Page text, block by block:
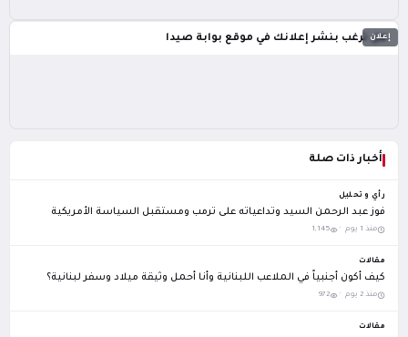
إعلان
هل ترغب بنشر إعلانك في موقع بوابة صيدا
أخبار ذات صلة
رأي و تحليل
فوز عبد الرحمن السيد وتداعياته على ترمب ومستقبل السياسة الأمريكية
منذ 1 يوم · 1,145
مقالات
كيف أكون أجنبياً في الملاعب اللبنانية وأنا أحمل وثيقة ميلاد وسفر لبنانية؟
منذ 2 يوم · 972
مقالات